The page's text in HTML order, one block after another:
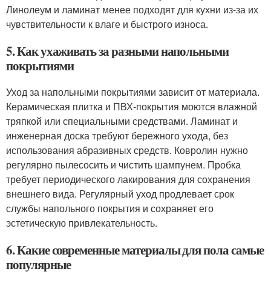
Линолеум и ламинат менее подходят для кухни из-за их
чувствительности к влаге и быстрого износа.
5. Как ухаживать за разными напольными
покрытиями
Уход за напольными покрытиями зависит от материала.
Керамическая плитка и ПВХ-покрытия моются влажной
тряпкой или специальными средствами. Ламинат и
инженерная доска требуют бережного ухода, без
использования абразивных средств. Ковролин нужно
регулярно пылесосить и чистить шампунем. Пробка
требует периодического лакирования для сохранения
внешнего вида. Регулярный уход продлевает срок
службы напольного покрытия и сохраняет его
эстетическую привлекательность.
6. Какие современные материалы для пола самые
популярные